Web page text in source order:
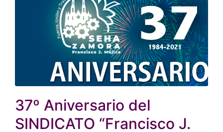
37º Aniversario del
SINDICATO “Francisco J.